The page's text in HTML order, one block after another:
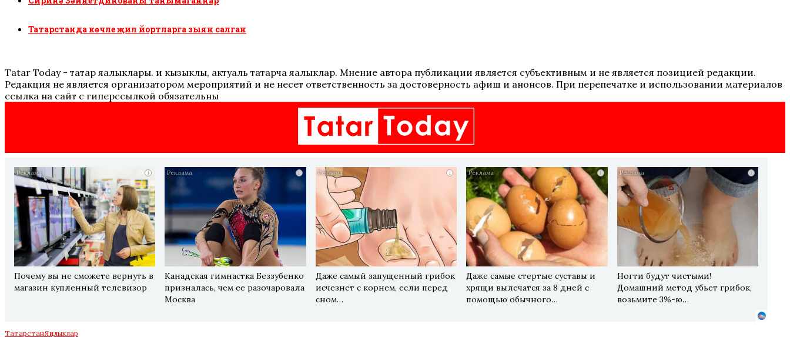
Татарстанда көчле җил йортларга зыян салган
Tatar Today - татар яңалыклары. иң кызыклы, актуаль татарча яңалыклар. Мнение автора публикации является субъективным и не является позицией редакции.
Редакция не является организатором мероприятий и не несет ответственность за достоверность афиш и анонсов. При перепечатке и использовании материалов
ссылка на сайт с гиперссылкой обязательны
i
Почему вы не сможете вернуть в
магазин купленный телевизор
i
Канадская гимнастка Беззубенко
призналась, чем ее разочаровала
Москва
i
Даже самый запущенный грибок
исчезнет с корнем, если перед
сном…
i
Даже самые стертые суставы и
хрящи вылечатся за 8 дней с
помощью обычного…
i
Ногти будут чистыми!
Домашний метод убьет грибок,
возьмите 3%-ю…
ТатарстанЯңалыклар